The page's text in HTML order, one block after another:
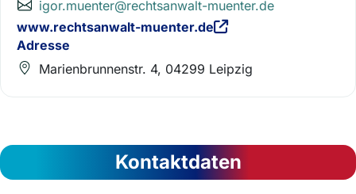
igor.muenter@rechtsanwalt-muenter.de
www.rechtsanwalt-muenter.de
Adresse
Marienbrunnenstr. 4, 04299 Leipzig
Kontaktdaten